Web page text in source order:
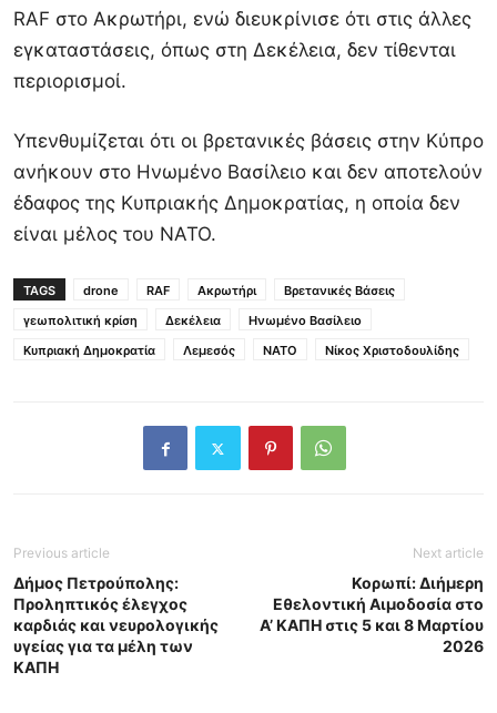
RAF στο Ακρωτήρι, ενώ διευκρίνισε ότι στις άλλες
εγκαταστάσεις, όπως στη Δεκέλεια, δεν τίθενται
περιορισμοί.
Υπενθυμίζεται ότι οι βρετανικές βάσεις στην Κύπρο
ανήκουν στο Ηνωμένο Βασίλειο και δεν αποτελούν
έδαφος της Κυπριακής Δημοκρατίας, η οποία δεν
είναι μέλος του ΝΑΤΟ.
TAGS drone RAF Ακρωτήρι
Βρετανικές Βάσεις
γεωπολιτική κρίση
Δεκέλεια
Ηνωμένο Βασίλειο
Κυπριακή Δημοκρατία
Λεμεσός ΝΑΤΟ Νίκος Χριστοδουλίδης
Previous article
Δήμος Πετρούπολης:
Προληπτικός έλεγχος
καρδιάς και νευρολογικής
υγείας για τα μέλη των
ΚΑΠΗ
Next article
Κορωπί: Διήμερη
Εθελοντική Αιμοδοσία στο
Α’ ΚΑΠΗ στις 5 και 8 Μαρτίου
2026